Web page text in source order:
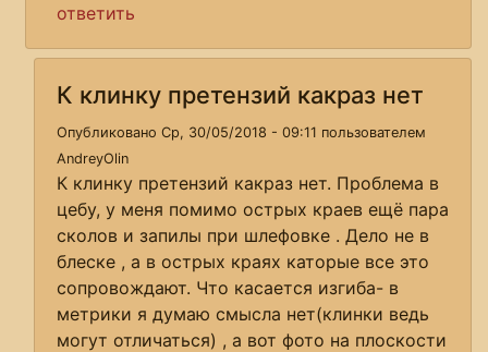
ответить
К клинку претензий какраз нет
Опубликовано Ср, 30/05/2018 - 09:11 пользователем
AndreyOlin
К клинку претензий какраз нет. Проблема в
цебу, у меня помимо острых краев ещё пара
сколов и запилы при шлефовке . Дело не в
блеске , а в острых краях каторые все это
сопровождают. Что касается изгиба- в
метрики я думаю смысла нет(клинки ведь
могут отличаться) , а вот фото на плоскости